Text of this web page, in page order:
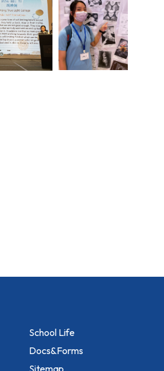
School Life
Docs&Forms
Sitemap